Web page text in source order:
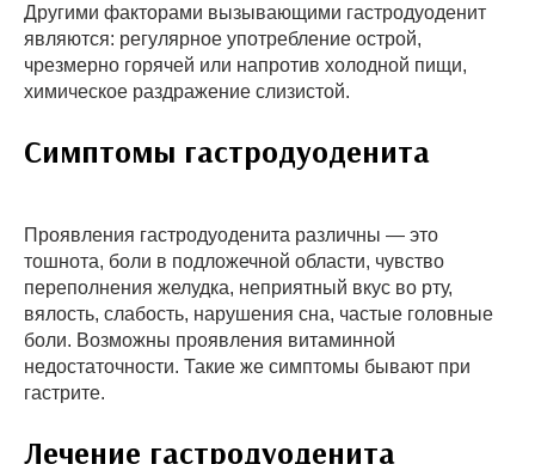
Другими факторами вызывающими гастродуоденит
являются: регулярное употребление острой,
чрезмерно горячей или напротив холодной пищи,
химическое раздражение слизистой.
Симптомы гастродуоденита
Проявления гастродуоденита различны — это
тошнота, боли в подложечной области, чувство
переполнения желудка, неприятный вкус во рту,
вялость, слабость, нарушения сна, частые головные
боли. Возможны проявления витаминной
недостаточности. Такие же симптомы бывают при
гастрите.
Лечение гастродуоденита